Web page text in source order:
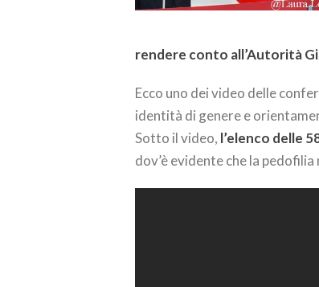
rendere conto all’Autorità
Ecco uno dei video delle
identità di genere e
Sotto il video, l’elenco delle
dov’è evidente che la pedofilia